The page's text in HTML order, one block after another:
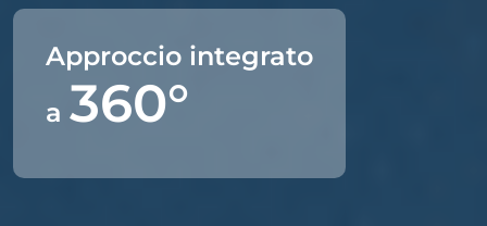
Approccio integrato
a 360°